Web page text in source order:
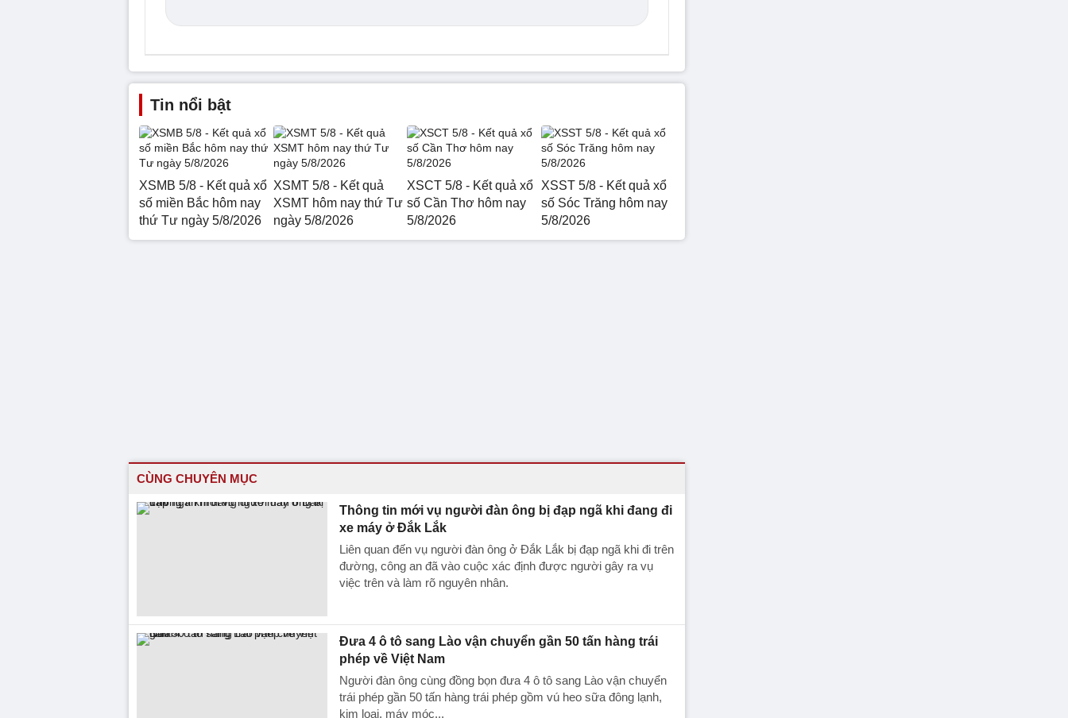
Tin nổi bật
XSMB 5/8 - Kết quả xổ
số miền Bắc hôm nay
thứ Tư ngày 5/8/2026
XSMT 5/8 - Kết quả
XSMT hôm nay thứ Tư
ngày 5/8/2026
XSCT 5/8 - Kết quả xổ
số Cần Thơ hôm nay
5/8/2026
XSST 5/8 - Kết quả xổ
số Sóc Trăng hôm nay
5/8/2026
CÙNG CHUYÊN MỤC
Thông tin mới vụ người đàn ông bị đạp ngã khi đang đi
xe máy ở Đắk Lắk
Liên quan đến vụ người đàn ông ở Đắk Lắk bị đạp ngã khi đi trên
đường, công an đã vào cuộc xác định được người gây ra vụ
việc trên và làm rõ nguyên nhân.
Đưa 4 ô tô sang Lào vận chuyển gần 50 tấn hàng trái
phép về Việt Nam
Người đàn ông cùng đồng bọn đưa 4 ô tô sang Lào vận chuyển
trái phép gần 50 tấn hàng trái phép gồm vú heo sữa đông lạnh,
kim loại, máy móc...